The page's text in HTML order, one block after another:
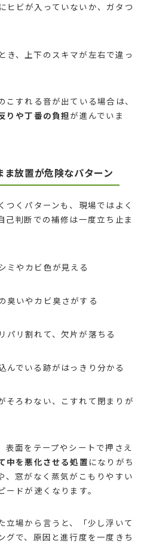
ビが入っていないか、ガタつ
、上下のスキマが左右で違っ
すれる音が出ている場合は、
りや丁番の負担が進んでいま
放置が危険なパターン
つくパターンも、現場ではよく
己判断での補修は一度立ち止ま
ミやカビ色が見える
臭いやカビ臭さがする
パリ割れて、欠片が落ちる
んでいる跡がはっきり分かる
そろわない、こすれて閉まりが
表面をテープやシートで押さえ
中を悪化させる処置 になりがち
、窓がなく蒸気がこもりやすい
ドが速くなります。
立場から言うと、「少し浮いて
グで、原因と進行度を一度きち